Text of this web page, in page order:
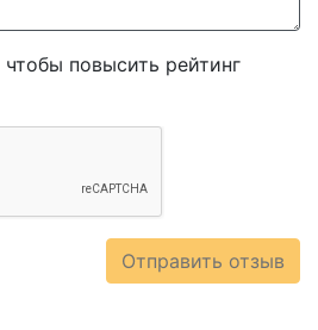
чтобы повысить рейтинг
Отправить отзыв